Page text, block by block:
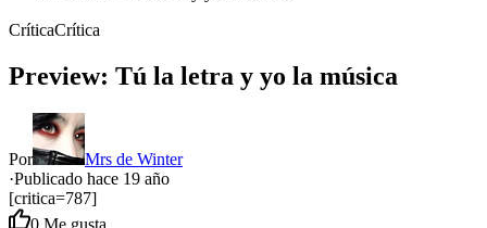
CríticaCrítica
Preview: Tú la letra y yo la música
Por
Mrs de Winter
·Publicado hace 19 año
[critica=787]